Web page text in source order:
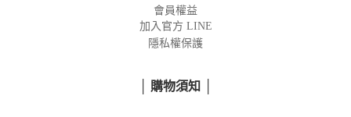
會員權益
加入官方 LINE
隱私權保護
│ 購物須知 │